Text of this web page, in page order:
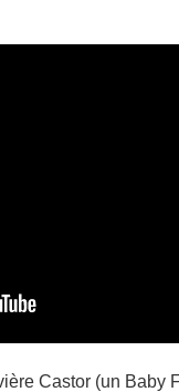
Castor (un Baby